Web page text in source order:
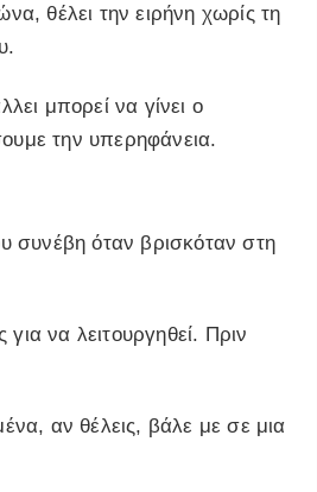
θέλει την ειρήνη χωρίς τη
μπορεί να γίνει ο
την υπερηφάνεια.
συνέβη όταν βρισκόταν στη
να λειτουργηθεί. Πριν
αν θέλεις, βάλε με σε μια